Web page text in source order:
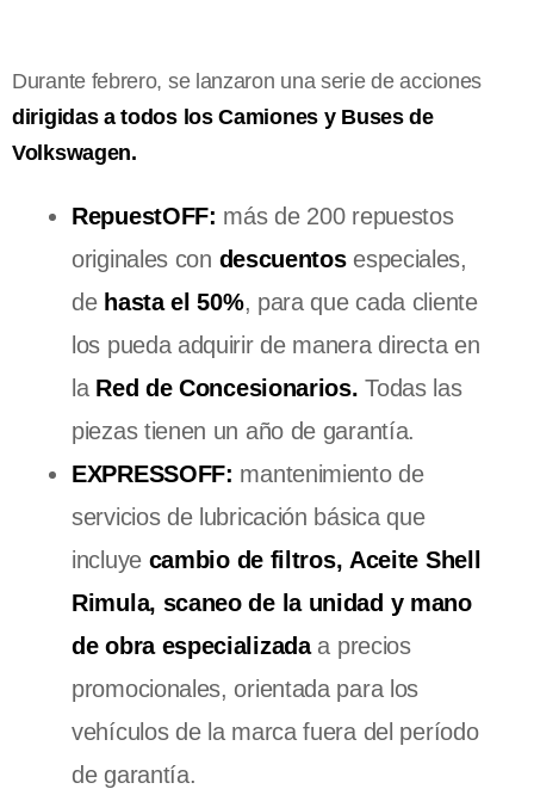
Durante febrero, se lanzaron una serie de acciones
dirigidas a todos los Camiones y Buses de
Volkswagen.
RepuestOFF: más de 200 repuestos
originales con descuentosespeciales,
de hasta el 50%, para que cada cliente
los pueda adquirir de manera directa en
laRed de Concesionarios. Todas las
piezas tienen un año de garantía.
EXPRESSOFF: mantenimiento de
servicios de lubricación básica que
incluye cambio de filtros, Aceite Shell
Rimula, scaneo de la unidad y mano
de obra especializadaa precios
promocionales, orientada para los
vehículos de la marca fuera del período
de garantía.